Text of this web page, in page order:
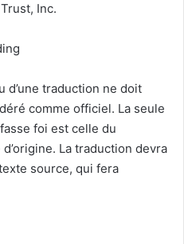
Inc.
d’une traduction ne doit
comme officiel. La seule
foi est celle du
La traduction devra
source, qui fera